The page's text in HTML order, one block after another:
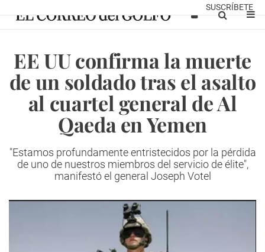
SUSCRÍBETE
EE UU confirma la muerte
de un soldado tras el asalto
al cuartel general de Al
Qaeda en Yemen
"Estamos profundamente entristecidos por la pérdida
de uno de nuestros miembros del servicio de élite",
manifestó el general Joseph Votel